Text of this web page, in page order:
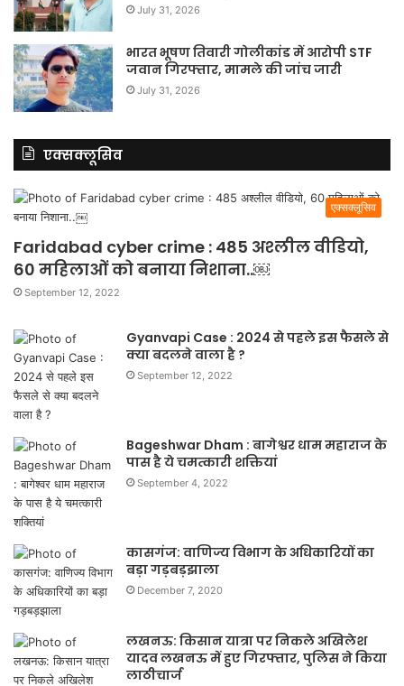
July 31, 2026
भारत भूषण तिवारी गोलीकांड में आरोपी STF
जवान गिरफ्तार, मामले की जांच जारी
July 31, 2026
एक्सक्लूसिव
एक्सक्लूसिव
Faridabad cyber crime : 485 अश्लील वीडियो,
60 महिलाओं को बनाया निशाना..￼
September 12, 2022
Gyanvapi Case : 2024 से पहले इस फैसले से
क्या बदलने वाला है ?
September 12, 2022
Bageshwar Dham : बागेश्वर धाम महाराज के
पास है ये चमत्कारी शक्तियां
September 4, 2022
कासगंज: वाणिज्य विभाग के अधिकारियों का
बड़ा गड़बड़झाला
December 7, 2020
लखनऊ: किसान यात्रा पर निकले अखिलेश
यादव लखनऊ में हुए गिरफ्तार, पुलिस ने किया
लाठीचार्ज